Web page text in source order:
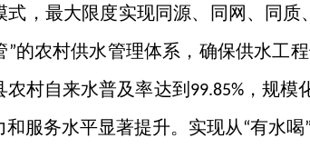
式，最大限度实现同源、同网、同
”的农村供水管理体系，确保供水工
村自来水普及率达到 99.85%，规模
服务水平显著提升。实现从 “有水喝”